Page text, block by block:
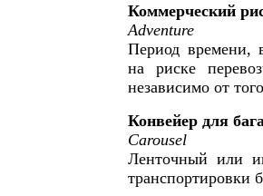
Коммерческий
Adventure
Период времени,
на риске
независимо от
Конвейер для
Carousel
Ленточный или
транспортировки